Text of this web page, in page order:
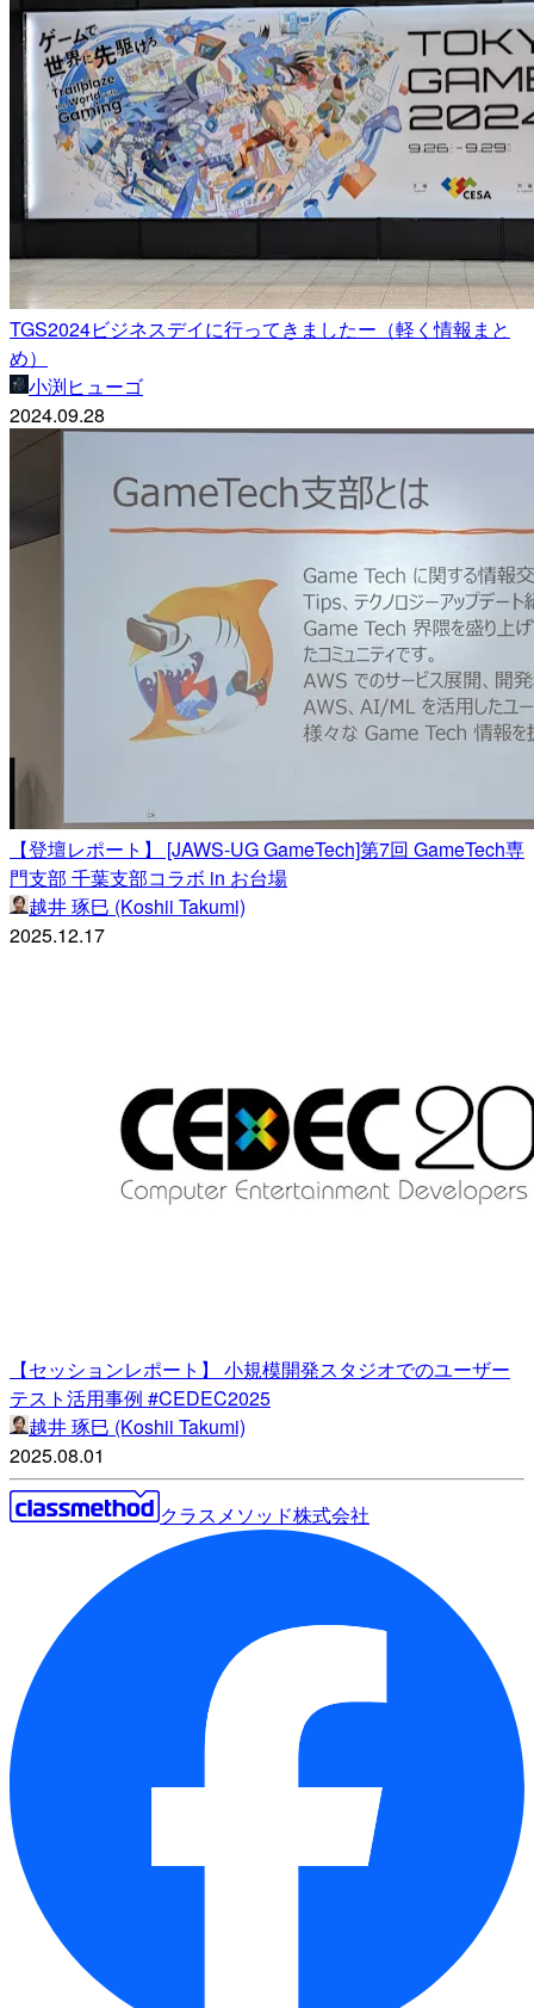
TGS2024ビジネスデイに行ってきましたー（軽く情報まと
め）
小渕ヒューゴ
2024.09.28
【登壇レポート】 [JAWS-UG GameTech]第7回 GameTech専
門支部 千葉支部コラボ in お台場
越井 琢巳 (Koshii Takumi)
2025.12.17
【セッションレポート】 小規模開発スタジオでのユーザー
テスト活用事例 #CEDEC2025
越井 琢巳 (Koshii Takumi)
2025.08.01
クラスメソッド株式会社